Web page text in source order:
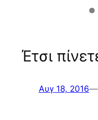
Έτσι
Αυγ 18, 2016—